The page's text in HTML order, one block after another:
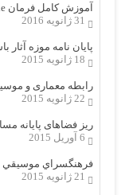
آموزش کامل فرمان Scale در اتوکد
31 ژانویه 2016
پایان نامه موزه آثار
18 ژانویه 2015
رابطه معماری و
22 ژانویه 2015
ریز فضاهای پایانه
6 آوریل 2015
فرهنگسراي موسيقي
21 ژانویه 2015